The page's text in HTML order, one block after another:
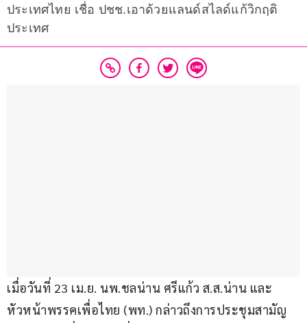
ประเทศไทย เชื่อ ปชช.เอาด้วยแลนด์สไลด์แก้วิกฤติ
ประเทศ
เมื่อวันที่ 23 เม.ย. นพ.ชลน่าน ศรีแก้ว ส.ส.น่าน และ
หัวหน้าพรรคเพื่อไทย (พท.) กล่าวถึงการประชุมสามัญ